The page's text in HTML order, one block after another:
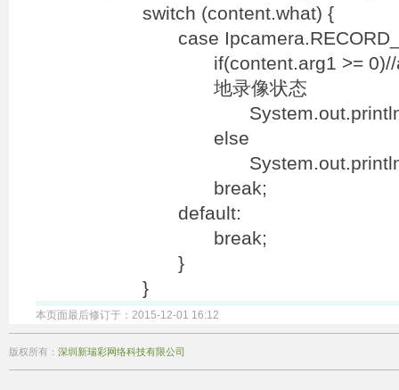
switch (content.what) {
case
if(content.arg1 >=
地录像状态
else
break;
default:
break;
}
}
本页面最后修订于：2015-12-01 16:12
版权所有： 深圳新瑞彩网络科技有限公司